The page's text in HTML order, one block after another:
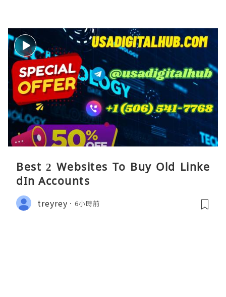
Best 2 Websites To Buy Old Linke
dIn Accounts
treyrey 6小時前